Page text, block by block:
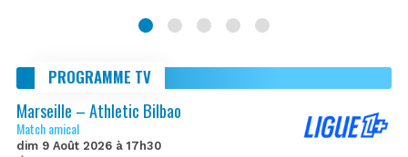
PROGRAMME TV
Marseille – Athletic Bilbao
Match amical
dim 9 Août 2026 à 17h30